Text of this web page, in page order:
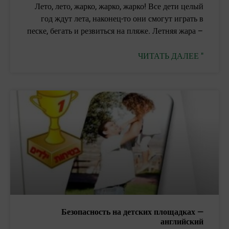
Лето, лето, жарко, жарко, жарко! Все дети целый
год ждут лета, наконец-то они смогут играть в
песке, бегать и резвиться на пляже. Летняя жара –
ЧИТАТЬ ДАЛЕЕ "
Безопасность на детских площадках —
английский